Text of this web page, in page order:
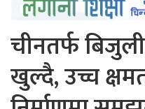
शेयर
बजार
आइ
पि
ओ
चीनतर्फ
खुल्दै, उच्च